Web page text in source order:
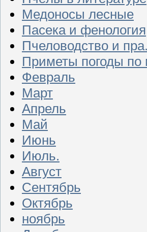
Медоносы лесные
Пасека и фенология
Пчеловодство и
Приметы погоды
Февраль
Март
Апрель
Май
Июнь
Июль.
Август
Сентябрь
Октябрь
ноябрь